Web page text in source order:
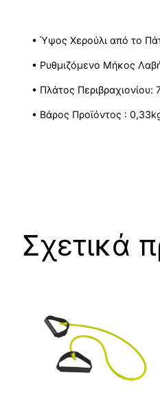
• Ύψος Χερούλι από το
• Ρυθμιζόμενο Μήκος
• Πλάτος Περιβραχιονίου:
• Βάρος Προϊόντος :
Σχετικά